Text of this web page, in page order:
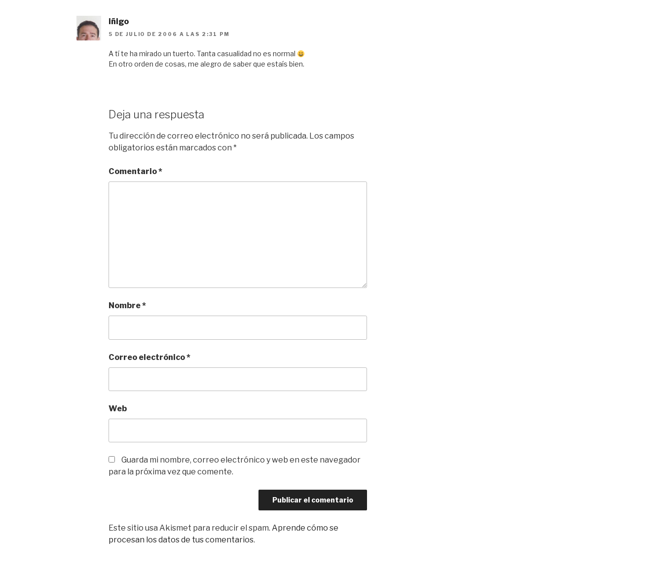
iñigo
5 DE JULIO DE 2006 A LAS 2:31 PM
A tí te ha mirado un tuerto. Tanta casualidad no es normal
En otro orden de cosas, me alegro de saber que estaís bien.
Deja una respuesta
Tu dirección de correo electrónico no será publicada. Los campos
obligatorios están marcados con *
Comentario*
Nombre*
Correo electrónico*
Web
Guarda mi nombre, correo electrónico y web en este navegador
para la próxima vez que comente.
Este sitio usa Akismet para reducir el spam. Aprende cómo se
procesan los datos de tus comentarios.